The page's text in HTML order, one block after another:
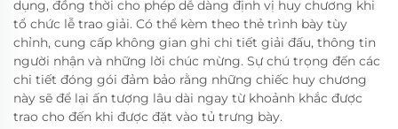
dụng, đồng thời cho phép dễ dàng định vị huy chương khi
tổ chức lễ trao giải. Có thể kèm theo thẻ trình bày tùy
chỉnh, cung cấp không gian ghi chi tiết giải đấu, thông tin
người nhận và những lời chúc mừng. Sự chú trọng đến các
chi tiết đóng gói đảm bảo rằng những chiếc huy chương
này sẽ để lại ấn tượng lâu dài ngay từ khoảnh khắc được
trao cho đến khi được đặt vào tủ trưng bày.